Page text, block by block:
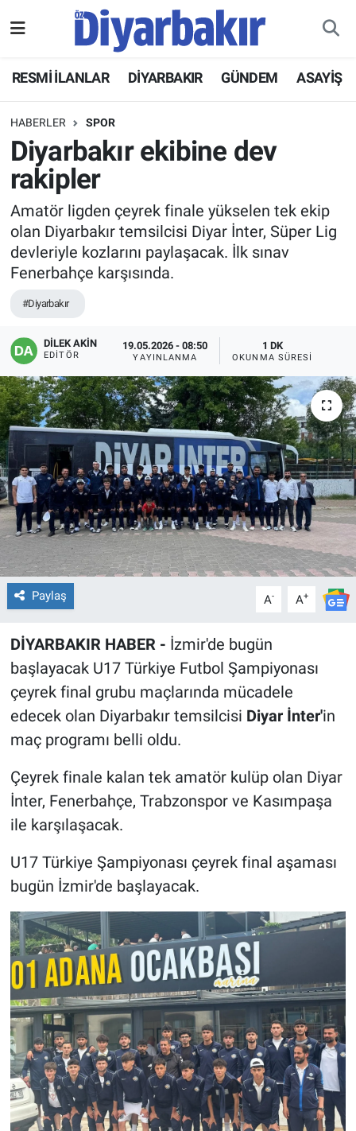
RESMİ İLANLAR DİYARBAKIR GÜNDEM ASAYİŞ
HABERLER SPOR
Diyarbakır ekibine dev
rakipler
Amatör ligden çeyrek finale yükselen tek ekip
olan Diyarbakır temsilcisi Diyar İnter, Süper Lig
devleriyle kozlarını paylaşacak. İlk sınav
Fenerbahçe karşısında.
#Diyarbakır
DİLEK AKİN
EDITÖR
19.05.2026 - 08:50
YAYINLANMA
1 DK
OKUNMA SÜRESI
Paylaş A- A+
DİYARBAKIR HABER - İzmir'de bugün
başlayacak U17 Türkiye Futbol Şampiyonası
çeyrek final grubu maçlarında mücadele
edecek olan Diyarbakır temsilcisi Diyar İnter'in
maç programı belli oldu.
Çeyrek finale kalan tek amatör kulüp olan Diyar
İnter, Fenerbahçe, Trabzonspor ve Kasımpaşa
ile karşılaşacak.
U17 Türkiye Şampiyonası çeyrek final aşaması
bugün İzmir'de başlayacak.
ASAYİŞ
DİYARBAKIR
EKONOMİ
GÜNDEM
BÖLGE
DÜNYA
KÜLTÜR SANAT
EĞİTİM
ÖZEL HABER
POLİTİKA
SAĞLIK
SPOR
TEKNOLOJİ
Hava Durumu
Namaz Vakitleri
Trafik Durumu
Süper Lig Puan Durumu ve Fikstür
Tüm Manşetler
Son Dakika Haberleri
Haber Arşivi